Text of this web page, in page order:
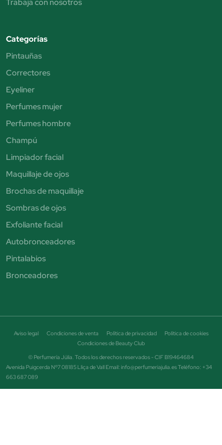
Trabaja con nosotros
Categorías
Pintauñas
Correctores
Eyeliner
Perfumes mujer
Perfumes hombre
Champú
Limpiador facial
Maquillaje de ojos
Brochas de maquillaje
Sombras de ojos
Exfoliante facial
Autobronceadores
Pintalabios
Bronceadores
© Perfumería Júlia. Todos los derechos reservados - CIF B19464684
Aviso legal Condiciones de venta Política de privacidad
Política de cookies
Condiciones de Beauty Club
Avenida Puigcerda Nº7 08185 Lliça de Vall Email: info@perfumeriajulia.es Teléfono: +34
663 687 089